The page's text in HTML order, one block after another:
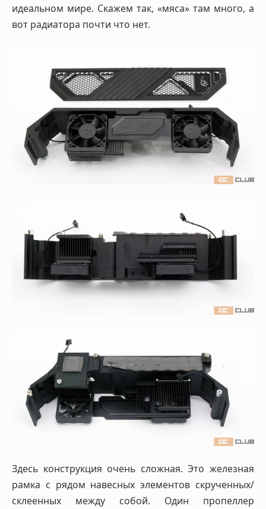
идеальном мире. Скажем так, «мяса» там много, а
вот радиатора почти что нет.
Здесь конструкция очень сложная. Это железная
рамка с рядом навесных элементов скрученных/
склеенных между собой. Один пропеллер